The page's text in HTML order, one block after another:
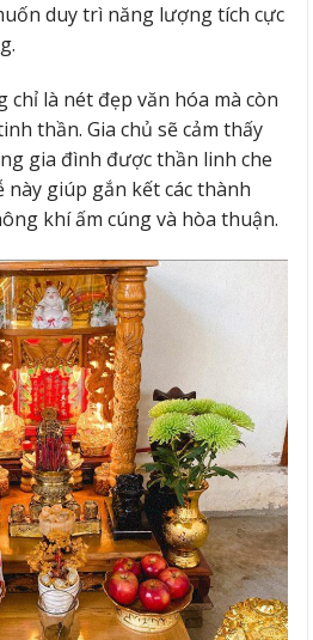
duy trì năng lượng tích cực
chỉ là nét đẹp văn hóa mà còn
thần. Gia chủ sẽ cảm thấy
gia đình được thần linh che
giúp gắn kết các thành
khí ấm cúng và hòa thuận.